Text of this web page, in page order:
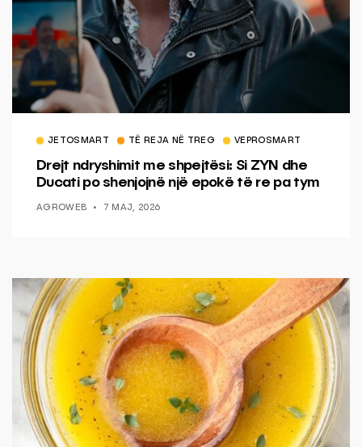
JETOSMART TË REJA NË TREG VEPROSMART
Drejt ndryshimit me shpejtësi: Si ZYN dhe
Ducati po shenjojnë një epokë të re pa tym
AGROWEB 7 MAJ, 2026